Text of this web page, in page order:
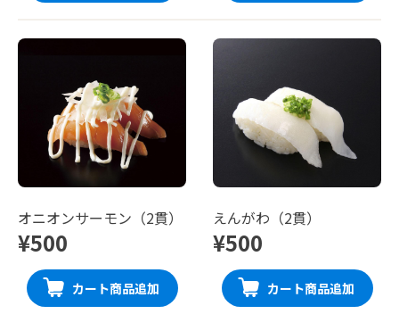
オニオンサーモン（2貫）
¥500
カート商品追加
えんがわ（2貫）
¥500
カート商品追加